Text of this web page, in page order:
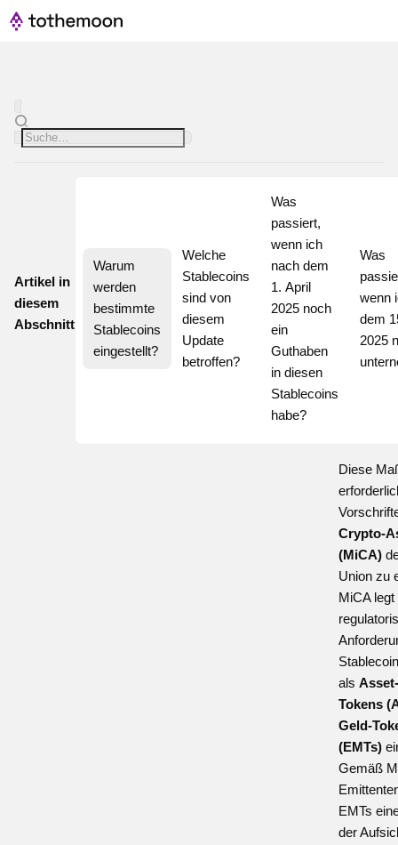
Artikel in
diesem
Abschnitt
Warum
werden
bestimmte
Stablecoins
eingestellt?
Welche
Stablecoins
sind von
diesem
Update
betroffen?
Was
passiert,
wenn ich
nach dem
1. April
2025 noch
ein
Guthaben
in diesen
Stablecoins
habe?
Was
wenn
dem
2025
Diese
Crypto-
(MiCA)
Union zu
MiCA
als
Tokens
Geld-
(EMTs)
Gemäß
EMTs
der